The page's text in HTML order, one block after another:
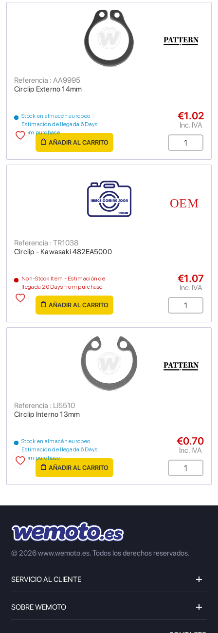
Circlip Externo 14mm
Referencia : AA9995
Stock en almacén europeo
Estimación de llegada 6 Days
from purchase
€1.02
Inc. IVA
AÑADIR AL CARRITO
Circlip - Kawasaki 482EA5000
Referencia : TR1038
Non-Stock Item - Estimación de
llegada 20 Days from purchase
€1.07
Inc. IVA
AÑADIR AL CARRITO
Circlip Interno 13mm
Referencia : LI5510
Stock en almacén europeo
Estimación de llegada 6 Days
from purchase
€0.70
Inc. IVA
AÑADIR AL CARRITO
© 2026 www.wemoto.es.Todos los derechos reservados.
SERVICIO AL CLIENTE
SOBRE WEMOTO